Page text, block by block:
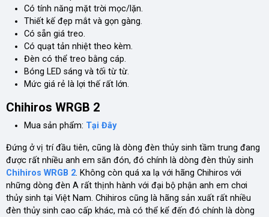
Có tính năng mặt trời mọc/lặn.
Thiết kế đẹp mắt và gọn gàng.
Có sẵn giá treo.
Có quạt tản nhiệt theo kèm.
Đèn có thể treo bằng cáp.
Bóng LED sáng và tối từ từ.
Mức giá rẻ là lợi thế rất lớn.
Chihiros WRGB 2
Mua sản phẩm: Tại Đây
Đứng ở vị trí đầu tiên, cũng là dòng đèn thủy sinh tầm trung đang
được rất nhiều anh em săn đón, đó chính là dòng đèn thủy sinh
Chihiros WRGB 2. Không còn quá xa lạ với hãng Chihiros với
những dòng đèn A rất thịnh hành với đại bộ phận anh em chơi
thủy sinh tại Việt Nam. Chihiros cũng là hãng sản xuất rất nhiều
đèn thủy sinh cao cấp khác, mà có thể kể đến đó chính là dòng